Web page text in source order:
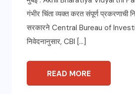
गंभीर चिंता व्यक्त करत संपूर्ण प्रकरणाची
सरकारने Central Bureau of
निवेदनानुसार, CBI […]
READ MORE